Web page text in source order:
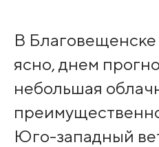
В
ясно, днем
небольшая
Юго-западный